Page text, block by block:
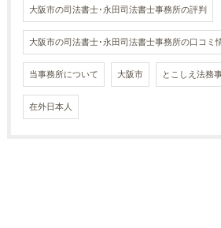
大阪市の司法書士･永田司法書士事務所の評判
大阪市の司法書士･永田司法書士事務所の口コミ
当事務所について 大阪市 とこしえ法務
在外日本人